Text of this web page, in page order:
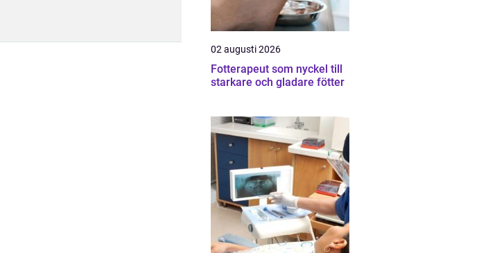
02 augusti 2026
Fotterapeut som nyckel till
starkare och gladare fötter